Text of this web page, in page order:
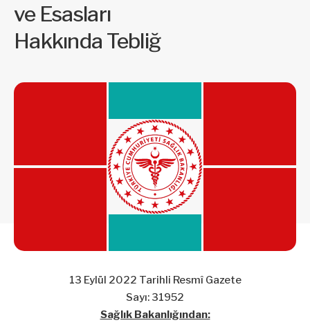
ve Esasları
Hakkında Tebliğ
13 Eylül 2022 Tarihli Resmî Gazete
Sayı: 31952
Sağlık Bakanlığından: